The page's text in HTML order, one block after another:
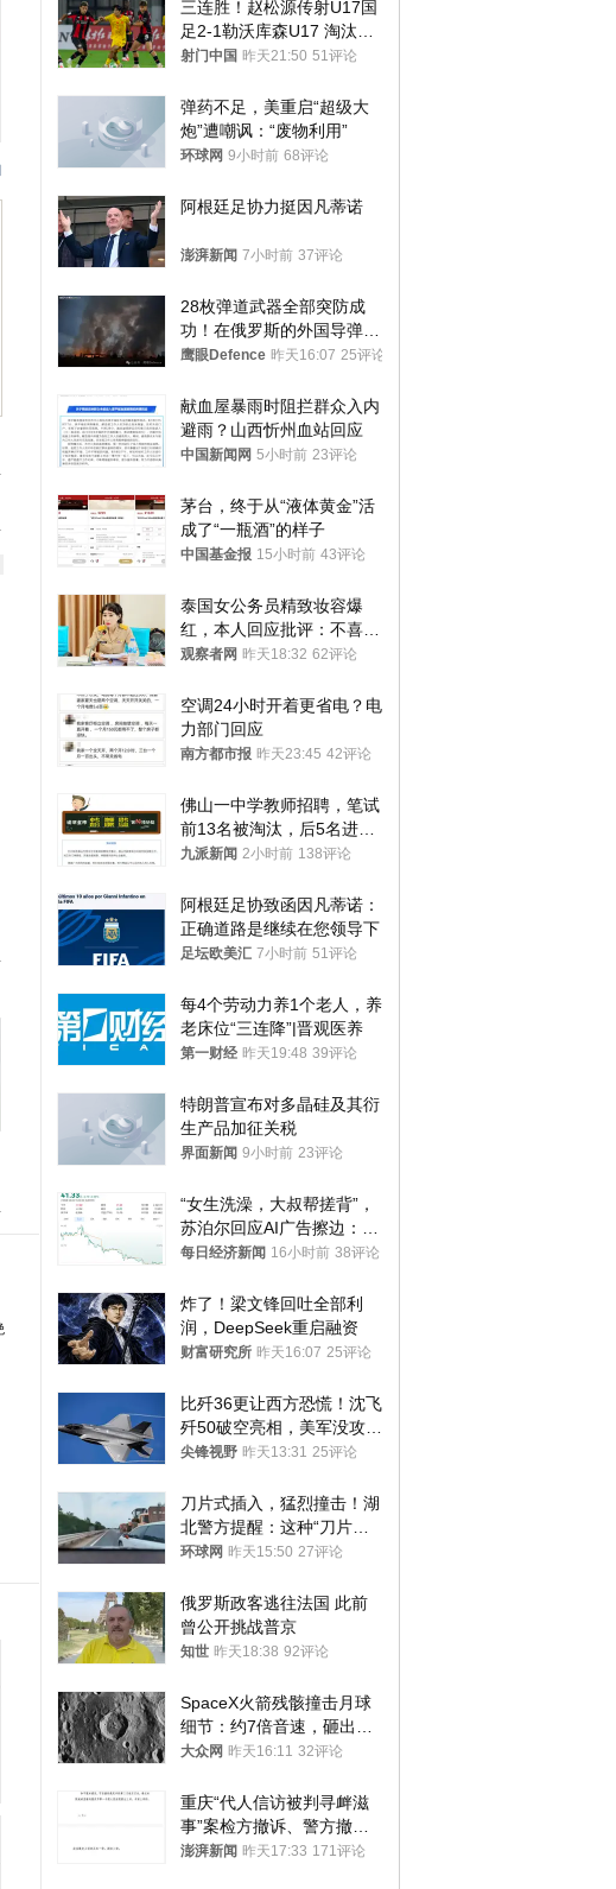
三连胜！赵松源传射U17国
足2-1勒沃库森U17 淘汰赛
将战河床
射门中国 昨天21:50 51评论
弹药不足，美重启“超级大
炮”遭嘲讽：“废物利用”
环球网 9小时前 68评论
阿根廷足协力挺因凡蒂诺
澎湃新闻 7小时前 37评论
28枚弹道武器全部突防成
功！在俄罗斯的外国导弹发
射车都是合法打击目标
鹰眼Defence 昨天16:07 25评论
献血屋暴雨时阻拦群众入内
避雨？山西忻州血站回应
中国新闻网 5小时前 23评论
茅台，终于从“液体黄金”活
成了“一瓶酒”的样子
中国基金报 15小时前 43评论
泰国女公务员精致妆容爆
红，本人回应批评：不喜欢
就别看
观察者网 昨天18:32 62评论
空调24小时开着更省电？电
力部门回应
南方都市报 昨天23:45 42评论
佛山一中学教师招聘，笔试
前13名被淘汰，后5名进体
检，被疑萝卜岗，官方通
九派新闻 2小时前 138评论
阿根廷足协致函因凡蒂诺：
正确道路是继续在您领导下
足坛欧美汇 7小时前 51评论
每4个劳动力养1个老人，养
老床位“三连降”|晋观医养
第一财经 昨天19:48 39评论
特朗普宣布对多晶硅及其衍
生产品加征关税
界面新闻 9小时前 23评论
“女生洗澡，大叔帮搓背”，
苏泊尔回应AI广告擦边：视
频全下架，已强化内容管理
每日经济新闻 16小时前 38评论
炸了！梁文锋回吐全部利
润，DeepSeek重启融资
财富研究所 昨天16:07 25评论
比歼36更让西方恐慌！沈飞
歼50破空亮相，美军没攻克
的技术被拿下
尖锋视野 昨天13:31 25评论
刀片式插入，猛烈撞击！湖
北警方提醒：这种“刀片超
车”，太危险了
环球网 昨天15:50 27评论
俄罗斯政客逃往法国 此前
曾公开挑战普京
知世 昨天18:38 92评论
SpaceX火箭残骸撞击月球
细节：约7倍音速，砸出直
径约30米撞击坑
大众网 昨天16:11 32评论
重庆“代人信访被判寻衅滋
事”案检方撤诉、警方撤
案，两被告人获国赔
澎湃新闻 昨天17:33 171评论